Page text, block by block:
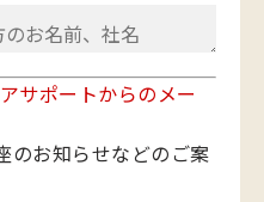
サポートからのメー
のお知らせなどのご案